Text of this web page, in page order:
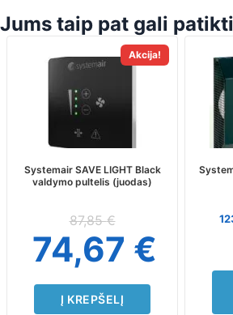
Jums taip pat gali
Akcija!
Systemair SAVE LIGHT Black
valdymo pultelis (juodas)
87,85€
74,67 €
Į KREPŠELĮ